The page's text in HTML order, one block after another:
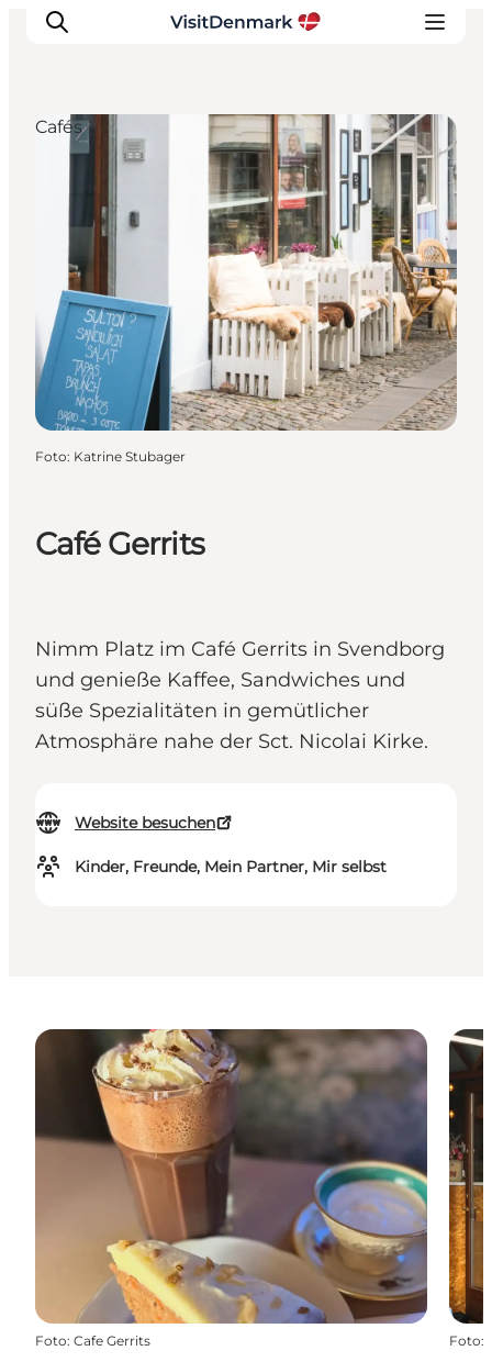
Inspiration
Regionen
Erlebnisse
Unterkünfte
Reiseplanung
Café Gerrits
Nimm Platz im Café Gerrits in Svendborg
und genieße Kaffee, Sandwiches und
süße Spezialitäten in gemütlicher
Atmosphäre nahe der Sct. Nicolai Kirke.
Website besuchen
Kinder, Freunde, Mein Partner, Mir selbst
Cafés
Foto: Katrine Stubager
Foto: Cafe Gerrits Foto: